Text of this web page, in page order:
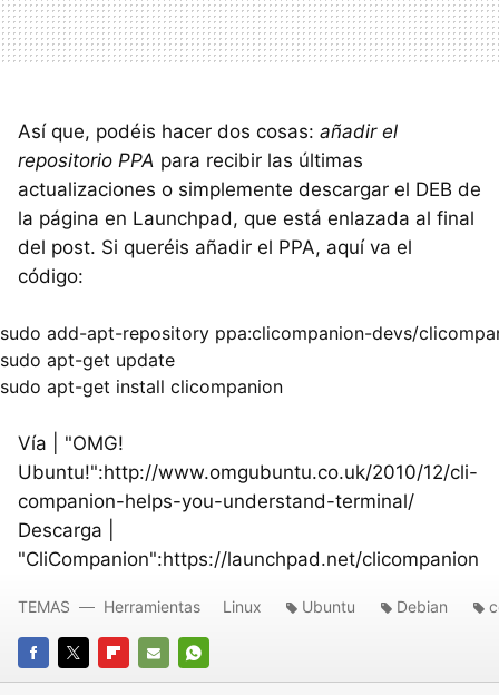
Así que, podéis hacer dos cosas: añadir el
repositorio PPA para recibir las últimas
actualizaciones o simplemente descargar el DEB de
la página en Launchpad, que está enlazada al final
del post. Si queréis añadir el PPA, aquí va el
código:
sudo add-apt-repository ppa:clicompanion-devs/
sudo apt-get update
sudo apt-get install clicompanion
Vía | "OMG!
Ubuntu!":http://www.omgubuntu.co.uk/2010/12/cli-
companion-helps-you-understand-terminal/
Descarga |
"CliCompanion":https://launchpad.net/clicompanion
FACEBOOK
TWITTERFLIPBOARD
E-
WHATSAPP
TEMAS Herramientas Linux Ubuntu Debian